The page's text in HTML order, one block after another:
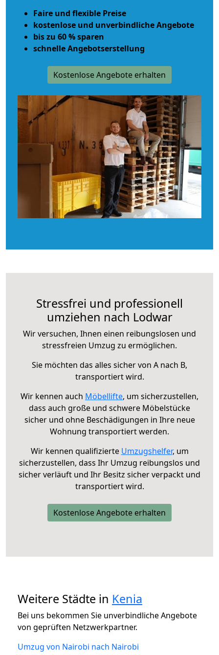
Faire und flexible Preise
kostenlose und unverbindliche Angebote
bis zu 60 % sparen
schnelle Angebotserstellung
Kostenlose Angebote erhalten
Stressfrei und professionell
umziehen nach Lodwar
Wir versuchen, Ihnen einen reibungslosen und
stressfreien Umzug zu ermöglichen.
Sie möchten das alles sicher von A nach B,
transportiert wird.
Wir kennen auch Möbellifte, um sicherzustellen,
dass auch große und schwere Möbelstücke
sicher und ohne Beschädigungen in Ihre neue
Wohnung transportiert werden.
Wir kennen qualifizierte Umzugshelfer, um
sicherzustellen, dass Ihr Umzug reibungslos und
sicher verläuft und Ihr Besitz sicher verpackt und
transportiert wird.
Kostenlose Angebote erhalten
Weitere Städte in Kenia
Bei uns bekommen Sie unverbindliche Angebote
von geprüften Netzwerkpartner.
Umzug von Nairobi nach Nairobi